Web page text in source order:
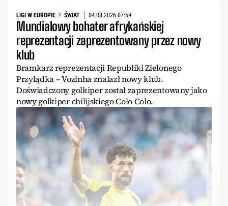
LIGI W EUROPIE ŚWIAT 04.08.2026 07:59
Mundialowy bohater afrykańskiej
reprezentacji zaprezentowany przez nowy
klub
Bramkarz reprezentacji Republiki Zielonego
Przylądka – Vozinha znalazł nowy klub.
Doświadczony golkiper został zaprezentowany jako
nowy golkiper chilijskiego Colo Colo.